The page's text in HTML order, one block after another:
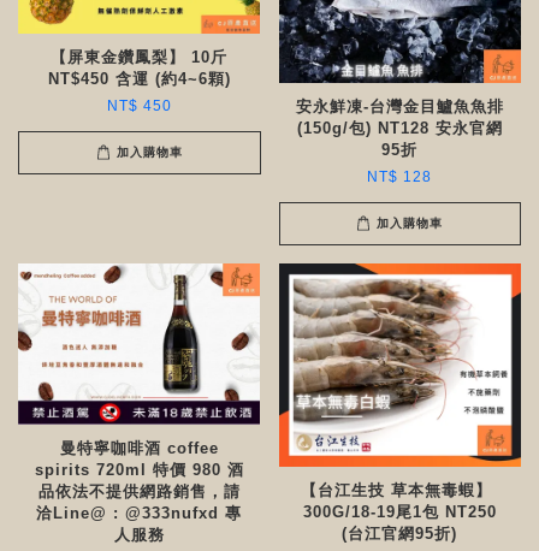
【屏東金鑽鳳梨】 10斤
NT$450 含運 (約4~6顆)
NT$ 450
加入購物車
安永鮮凍-台灣金目鱸魚魚排
(150g/包) NT128 安永官網
95折
NT$ 128
加入購物車
曼特寧咖啡酒 coffee
spirits 720ml 特價 980 酒
品依法不提供網路銷售，請
洽Line@ : @333nufxd 專
人服務
【台江生技 草本無毒蝦】
300G/18-19尾1包 NT250
(台江官網95折)